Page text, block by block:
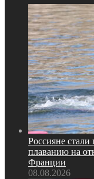
Россияне
плаванию на
Франции
08.08.2026